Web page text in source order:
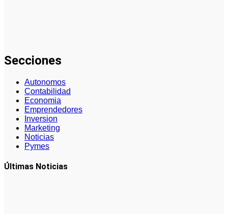
Secciones
Autonomos
Contabilidad
Economia
Emprendedores
Inversion
Marketing
Noticias
Pymes
Últimas Noticias